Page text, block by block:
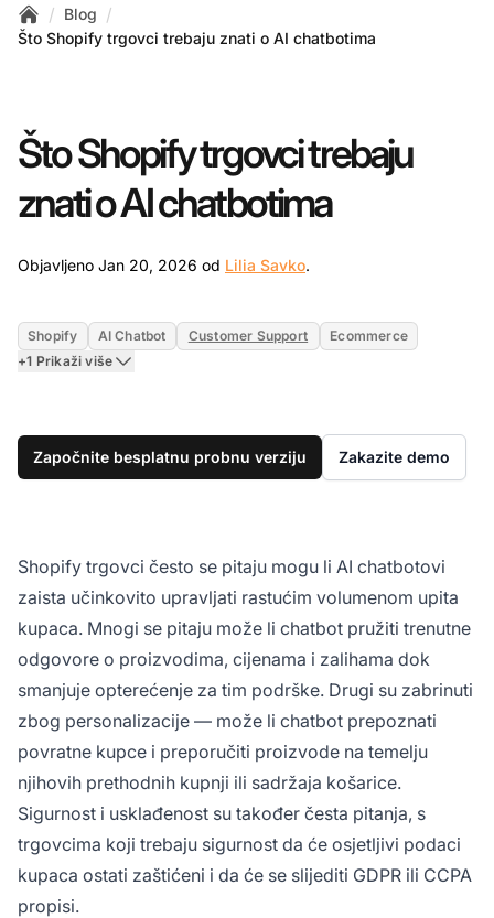
Home
/ Blog /
Što Shopify trgovci trebaju znati o AI chatbotima
Što Shopify trgovci trebaju
znati o AI chatbotima
Objavljeno Jan 20, 2026 od Lilia Savko.
Shopify AI Chatbot Customer Support
Ecommerce
+1 Prikaži više
Započnite besplatnu probnu verziju Zakazite demo
Shopify trgovci često se pitaju mogu li AI chatbotovi
zaista učinkovito upravljati rastućim volumenom upita
kupaca. Mnogi se pitaju može li chatbot pružiti trenutne
odgovore o proizvodima, cijenama i zalihama dok
smanjuje opterećenje za tim podrške. Drugi su zabrinuti
zbog personalizacije — može li chatbot prepoznati
povratne kupce i preporučiti proizvode na temelju
njihovih prethodnih kupnji ili sadržaja košarice.
Sigurnost i usklađenost su također česta pitanja, s
trgovcima koji trebaju sigurnost da će osjetljivi podaci
kupaca ostati zaštićeni i da će se slijediti GDPR ili CCPA
propisi.